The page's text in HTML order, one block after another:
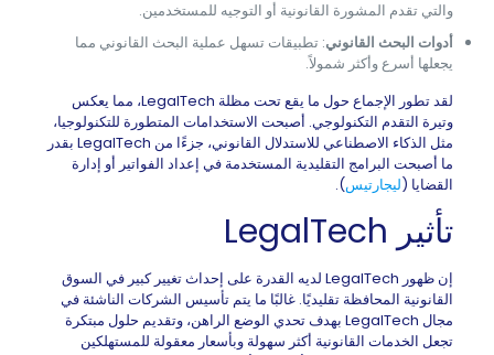
والتي تقدم المشورة القانونية أو التوجيه للمستخدمين.
أدوات البحث القانوني: تطبيقات تسهل عملية البحث القانوني مما
يجعلها أسرع وأكثر شمولاً.
لقد تطور الإجماع حول ما يقع تحت مظلة LegalTech، مما يعكس
وتيرة التقدم التكنولوجي. أصبحت الاستخدامات المتطورة للتكنولوجيا،
مثل الذكاء الاصطناعي للاستدلال القانوني، جزءًا من LegalTech بقدر
ما أصبحت البرامج التقليدية المستخدمة في إعداد الفواتير أو إدارة
القضايا (ليجارتيس).
تأثير LegalTech
إن ظهور LegalTech لديه القدرة على إحداث تغيير كبير في السوق
القانونية المحافظة تقليديًا. غالبًا ما يتم تأسيس الشركات الناشئة في
مجال LegalTech بهدف تحدي الوضع الراهن، وتقديم حلول مبتكرة
تجعل الخدمات القانونية أكثر سهولة وبأسعار معقولة للمستهلكين